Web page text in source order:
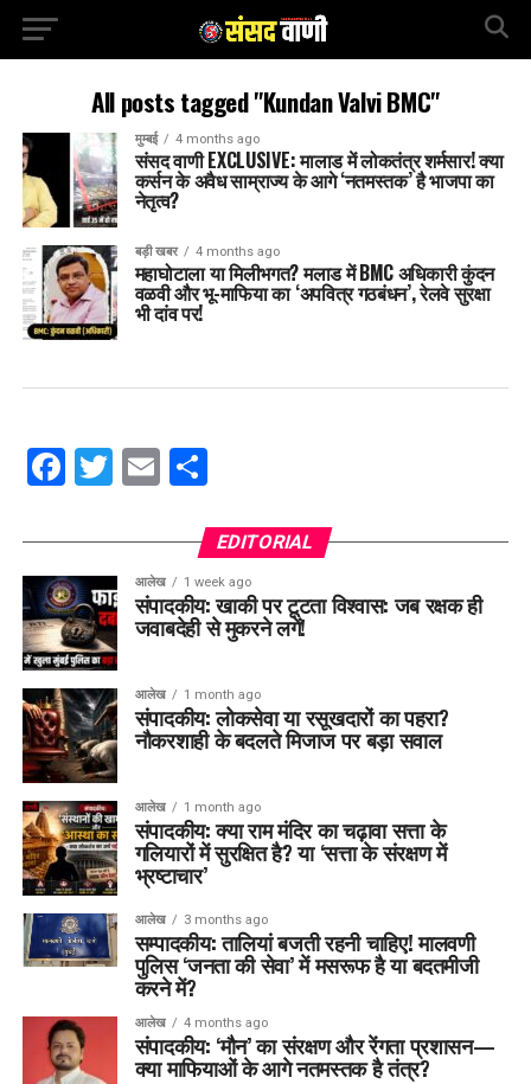
All posts tagged "Kundan Valvi BMC"
मुम्बई 4 months ago
संसद वाणी EXCLUSIVE: मालाड में लोकतंत्र शर्मसार! क्या
कर्सन के अवैध साम्राज्य के आगे ‘नतमस्तक’ है भाजपा का
नेतृत्व?
बड़ी खबर 4 months ago
महाघोटाला या मिलीभगत? मलाड में BMC अधिकारी कुंदन
वळवी और भू-माफिया का ‘अपवित्र गठबंधन’, रेलवे सुरक्षा
भी दांव पर!
Facebook
Twitter
EmailShare
EDITORIAL
आलेख 1 week ago
संपादकीय: खाकी पर टूटता विश्वास: जब रक्षक ही
जवाबदेही से मुकरने लगें!
आलेख 1 month ago
संपादकीय: लोकसेवा या रसूखदारों का पहरा?
नौकरशाही के बदलते मिजाज पर बड़ा सवाल
आलेख 1 month ago
संपादकीय: क्या राम मंदिर का चढ़ावा सत्ता के
गलियारों में सुरक्षित है? या ‘सत्ता के संरक्षण में
भ्रष्टाचार’
आलेख 3 months ago
सम्पादकीय: तालियां बजती रहनी चाहिए! मालवणी
पुलिस ‘जनता की सेवा’ में मसरूफ है या बदतमीजी
करने में?
आलेख 4 months ago
संपादकीय: ‘मौन’ का संरक्षण और रेंगता प्रशासन—
क्या माफियाओं के आगे नतमस्तक है तंत्र?